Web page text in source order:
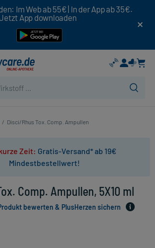
Im Web ab 55€ | In der App ab 35€.
App downloaden
/ Disci/Rhus Tox. Comp. Ampullen
Zeit: Gratis-Versand* ab 19€
Mindestbestellwert!
Comp. Ampullen, 5X10 ml
bewerten & PlusHerzen sichern